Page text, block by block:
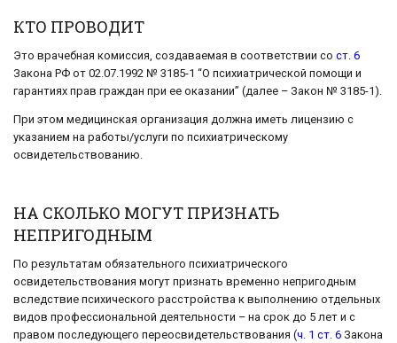
КТО ПРОВОДИТ
Это врачебная комиссия, создаваемая в соответствии со ст. 6
Закона РФ от 02.07.1992 № 3185-1 “О психиатрической помощи и
гарантиях прав граждан при ее оказании” (далее – Закон № 3185-1).
При этом медицинская организация должна иметь лицензию с
указанием на работы/услуги по психиатрическому
освидетельствованию.
НА СКОЛЬКО МОГУТ ПРИЗНАТЬ
НЕПРИГОДНЫМ
По результатам обязательного психиатрического
освидетельствования могут признать временно непригодным
вследствие психического расстройства к выполнению отдельных
видов профессиональной деятельности – на срок до 5 лет и с
правом последующего переосвидетельствования (ч. 1 ст. 6 Закона